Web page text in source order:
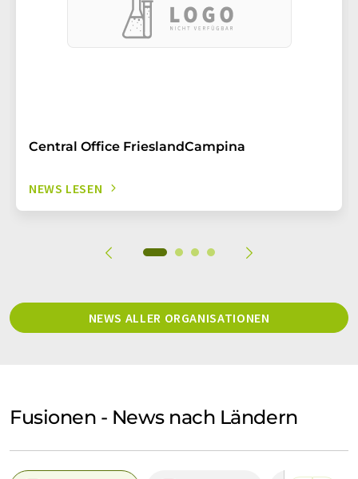
Central Office FrieslandCampina
NEWS LESEN
NEWS ALLER ORGANISATIONEN
Fusionen - News nach Ländern